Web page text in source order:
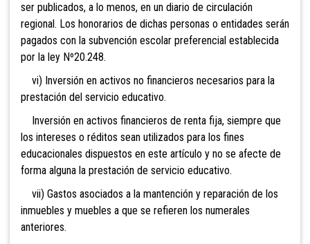
ser publicados, a lo menos, en un diario de circulación
regional. Los honorarios de dichas personas o entidades serán
pagados con la subvención escolar preferencial establecida
por la ley Nº20.248.
vi) Inversión en activos no financieros necesarios para la
prestación del servicio educativo.
Inversión en activos financieros de renta fija, siempre que
los intereses o réditos sean utilizados para los fines
educacionales dispuestos en este artículo y no se afecte de
forma alguna la prestación de servicio educativo.
vii) Gastos asociados a la mantención y reparación de los
inmuebles y muebles a que se refieren los numerales
anteriores.